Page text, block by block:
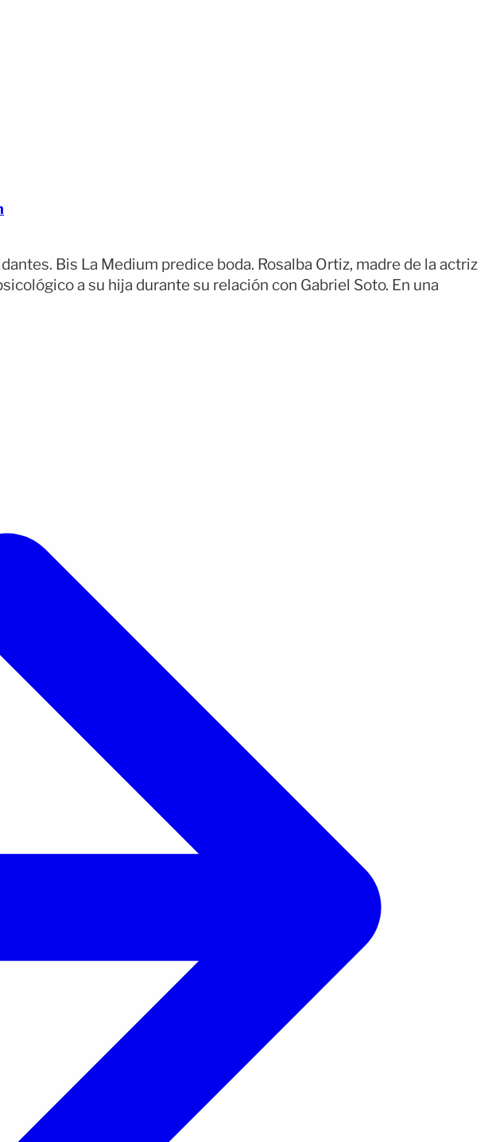
Bis La Medium predice boda. Rosalba Ortiz, madre de la actriz
a su hija durante su relación con Gabriel Soto. En una